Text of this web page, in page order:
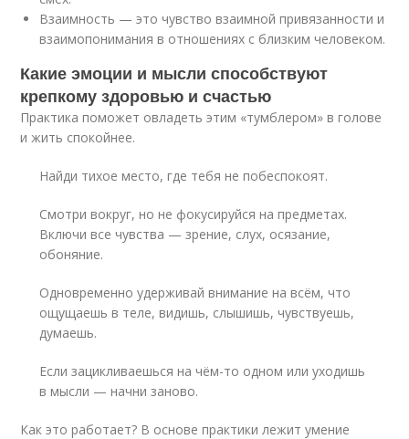
Взаимность — это чувство взаимной привязанности и
взаимопонимания в отношениях с близким человеком.
Какие эмоции и мысли способствуют
крепкому здоровью и счастью
Практика поможет овладеть этим «тумблером» в голове
и жить спокойнее.
Найди тихое место, где тебя не побеспокоят.
Смотри вокруг, но не фокусируйся на предметах.
Включи все чувства — зрение, слух, осязание,
обоняние.
Одновременно удерживай внимание на всём, что
ощущаешь в теле, видишь, слышишь, чувствуешь,
думаешь.
Если зацикливаешься на чём-то одном или уходишь
в мысли — начни заново.
Как это работает? В основе практики лежит умение